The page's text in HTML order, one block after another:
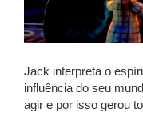
Jack interpreta o
influência do seu
agir e por isso gerou